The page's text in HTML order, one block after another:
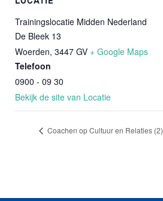
Trainingslocatie Midden Nederland
De Bleek 13
Woerden, 3447 GV + Google Maps
Telefoon
0900 - 09 30
Bekijk de site van Locatie
Coachen op Cultuur en Relaties (2)